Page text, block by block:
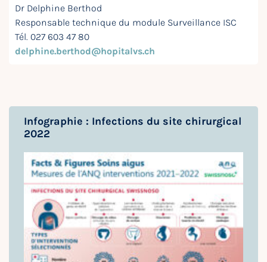
Dr Delphine Berthod
Responsable technique du module Surveillance ISC
Tél. 027 603 47 80
delphine.berthod@hopitalvs.ch
Infographie : Infections du site chirurgical
2022